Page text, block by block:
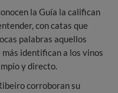
la Guía la califican
con catas que
palabras aquellos
más identifican a los vinos
y directo.
corroboran su